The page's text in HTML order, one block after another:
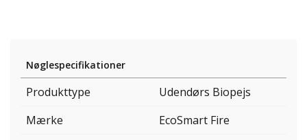
Nøglespecifikationer
Produkttype
Udendørs Biopejs
Mærke
EcoSmart Fire